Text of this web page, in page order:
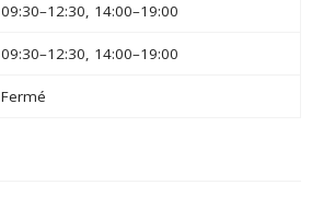
09:30–12:30, 14:00–19:00
09:30–12:30, 14:00–19:00
Fermé